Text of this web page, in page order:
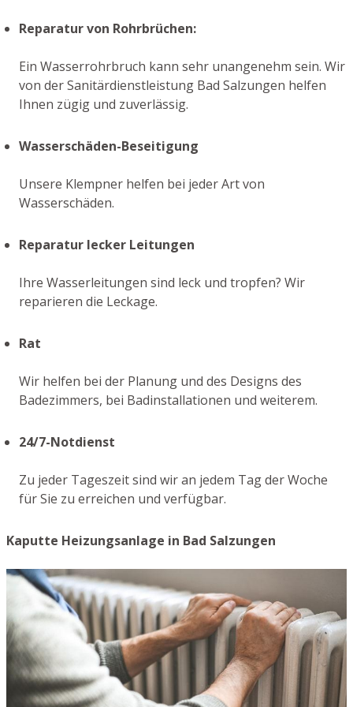
Reparatur von Rohrbrüchen:
Ein Wasserrohrbruch kann sehr unangenehm sein. Wir
von der Sanitärdienstleistung Bad Salzungen helfen
Ihnen zügig und zuverlässig.
Wasserschäden-Beseitigung
Unsere Klempner helfen bei jeder Art von
Wasserschäden.
Reparatur lecker Leitungen
Ihre Wasserleitungen sind leck und tropfen? Wir
reparieren die Leckage.
Rat
Wir helfen bei der Planung und des Designs des
Badezimmers, bei Badinstallationen und weiterem.
24/7-Notdienst
Zu jeder Tageszeit sind wir an jedem Tag der Woche
für Sie zu erreichen und verfügbar.
Kaputte Heizungsanlage in Bad Salzungen